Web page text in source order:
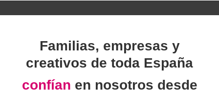
Familias, empresas y
creativos de toda España
confían en nosotros desde